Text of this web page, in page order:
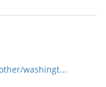
washingt...